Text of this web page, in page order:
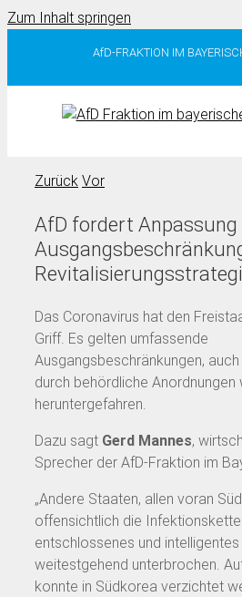
Zum Inhalt springen
AfD-FRAKTION IM
Zurück Vor
AfD fordert Anpassung
Das Coronavirus hat den
Griff. Es gelten umfassende
Ausgangsbeschränkungen,
durch behördliche Anordnungen
heruntergefahren.
Dazu sagt Gerd Mannes,
Sprecher der AfD-Fraktion im
„Andere Staaten, allen voran
offensichtlich die
entschlossenes und
weitestgehend unterbrochen.
konnte in Südkorea verzichtet